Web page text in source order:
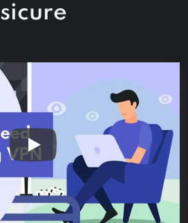
sicure
Play